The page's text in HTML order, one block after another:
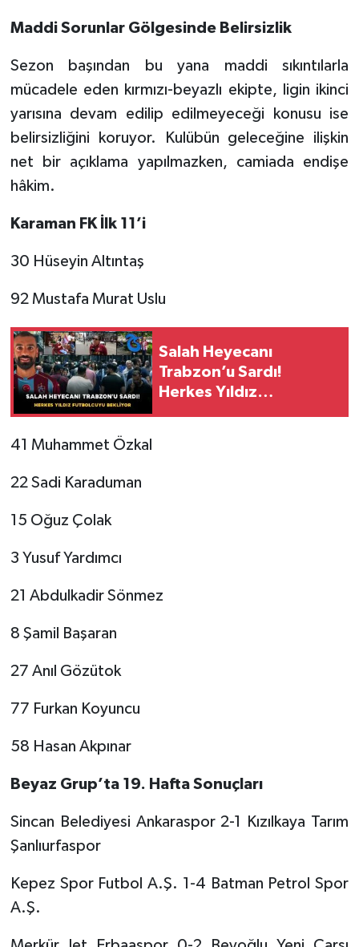
Maddi Sorunlar Gölgesinde Belirsizlik
Sezon başından bu yana maddi sıkıntılarla
mücadele eden kırmızı-beyazlı ekipte, ligin ikinci
yarısına devam edilip edilmeyeceği konusu ise
belirsizliğini koruyor. Kulübün geleceğine ilişkin
net bir açıklama yapılmazken, camiada endişe
hâkim.
Karaman FK İlk 11’i
30 Hüseyin Altıntaş
92 Mustafa Murat Uslu
Salah Heyecanı
Trabzon’u Sardı!
Herkes Yıldız
41 Muhammet Özkal
22 Sadi Karaduman
15 Oğuz Çolak
3 Yusuf Yardımcı
21 Abdulkadir Sönmez
8 Şamil Başaran
27 Anıl Gözütok
77 Furkan Koyuncu
58 Hasan Akpınar
Beyaz Grup’ta 19. Hafta Sonuçları
Sincan Belediyesi Ankaraspor 2-1 Kızılkaya Tarım
Şanlıurfaspor
Kepez Spor Futbol A.Ş. 1-4 Batman Petrol Spor
A.Ş.